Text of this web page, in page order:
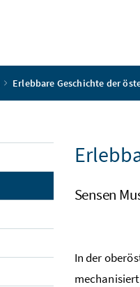
Erlebbare Geschichte der
Sensen
In der